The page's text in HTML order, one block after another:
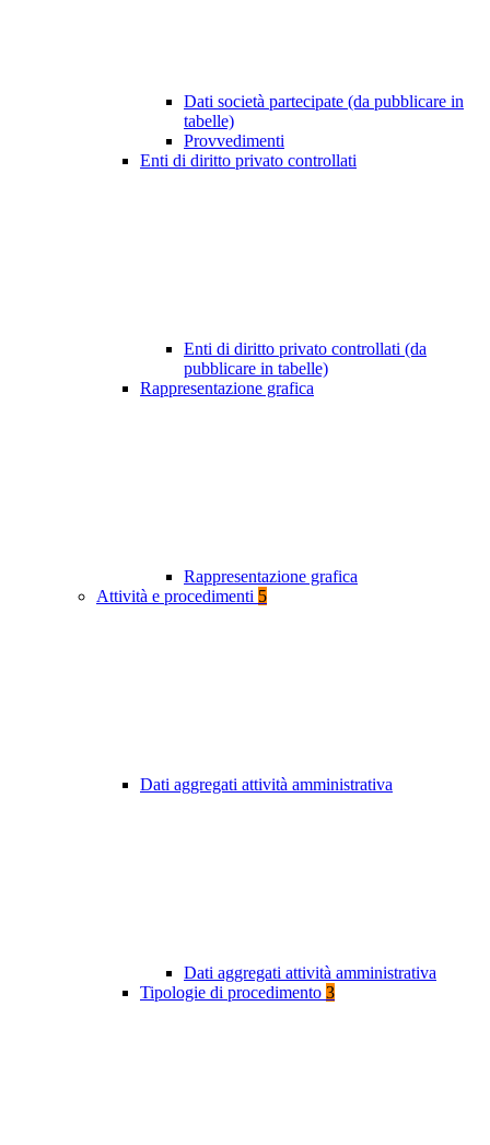
Dati società partecipate (da pubblicare in
tabelle)
Provvedimenti
Enti di diritto privato controllati
Enti di diritto privato controllati (da
pubblicare in tabelle)
Rappresentazione grafica
Rappresentazione grafica
Attività e procedimenti 5
Dati aggregati attività amministrativa
Dati aggregati attività amministrativa
Tipologie di procedimento 3